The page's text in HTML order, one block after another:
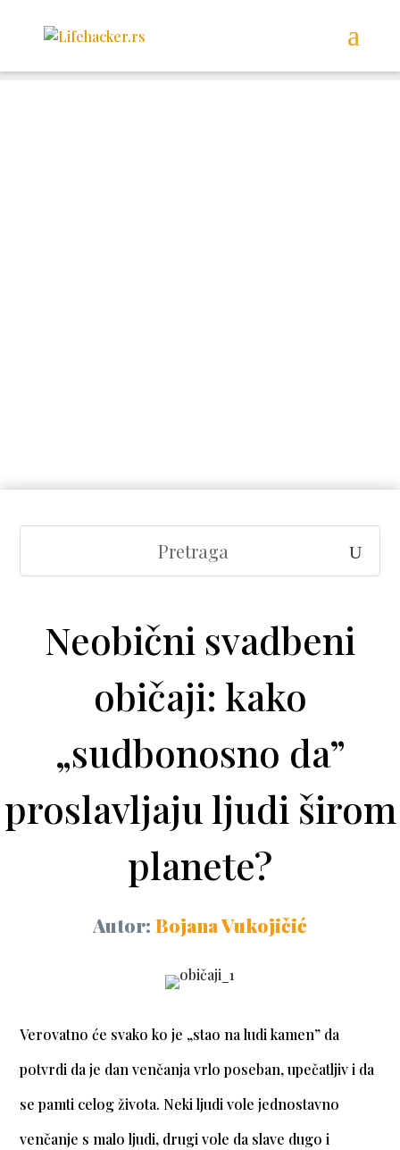
Neobični svadbeni
običaji: kako
„sudbonosno da”
proslavljaju ljudi širom
planete?
Autor: Bojana Vukojičić
Verovatno će svako ko je „stao na ludi kamen” da
potvrdi da je dan venčanja vrlo poseban, upečatljiv i da
se pamti celog života. Neki ljudi vole jednostavno
venčanje s malo ljudi, drugi vole da slave dugo i